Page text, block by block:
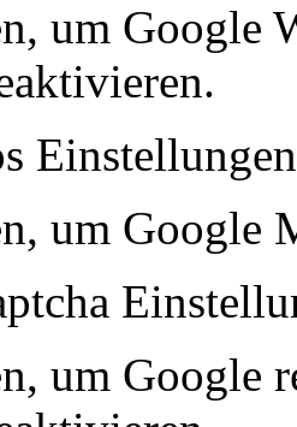
um Google
um Google
um Google